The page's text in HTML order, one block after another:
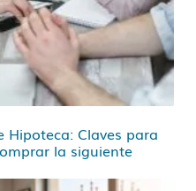
Hipoteca: Claves para
la siguiente